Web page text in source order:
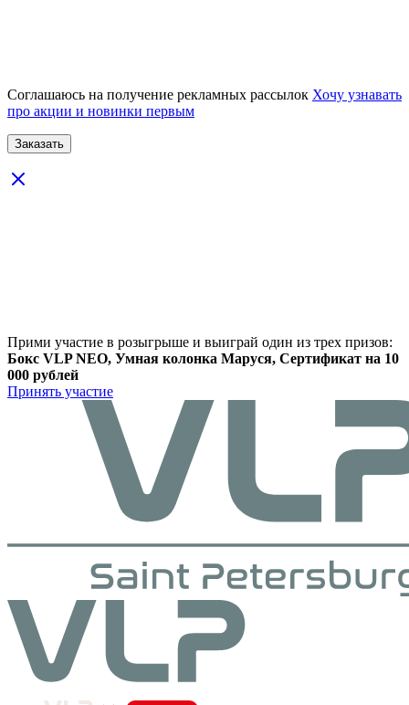
Соглашаюсь на получение рекламных рассылок Хочу узнавать
про акции и новинки первым
Прими участие в розыгрыше и выиграй один из трех призов:
Бокс VLP NEO, Умная колонка Маруся, Сертификат на 10
000 рублей
Принять участие